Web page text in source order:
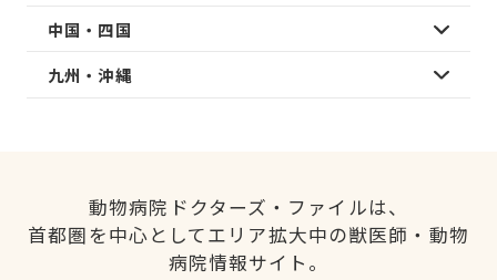
中国・四国
九州・沖縄
動物病院ドクターズ・ファイルは、
首都圏を中心としてエリア拡大中の獣医師・動物
病院情報サイト。